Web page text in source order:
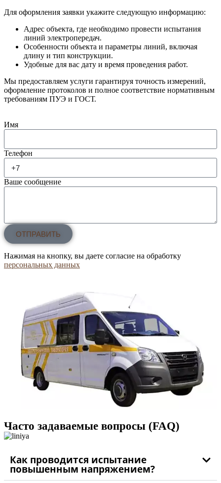
Для оформления заявки укажите следующую информацию:
Адрес объекта, где необходимо провести испытания
линий электропередач.
Особенности объекта и параметры линий, включая
длину и тип конструкции.
Удобные для вас дату и время проведения работ.
Мы предоставляем услуги гарантируя точность измерений,
оформление протоколов и полное соответствие нормативным
требованиям ПУЭ и ГОСТ.
Имя
Телефон
Ваше сообщение
ОТПРАВИТЬ
Нажимая на кнопку, вы даете согласие на обработку
персональных данных
Часто задаваемые вопросы (FAQ)
Как проводится испытание
повышенным напряжением?